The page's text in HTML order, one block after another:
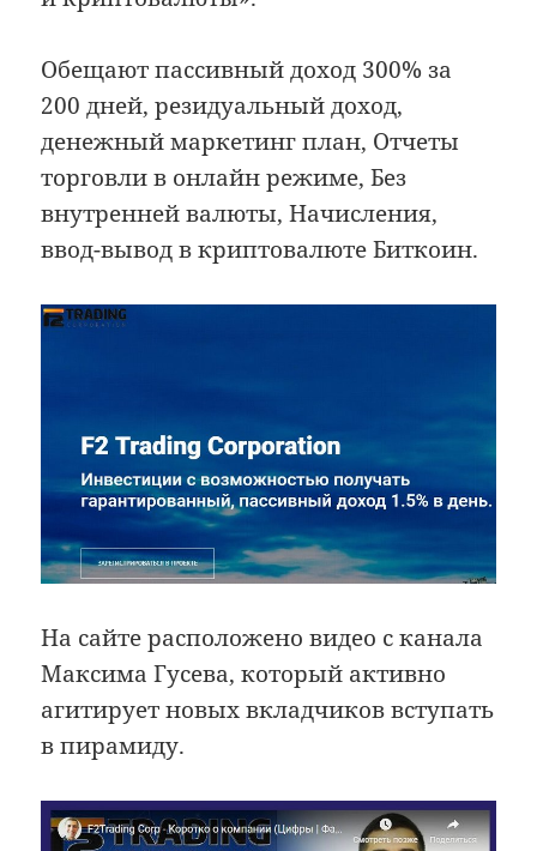
Обещают пассивный доход 300% за
200 дней, резидуальный доход,
денежный маркетинг план, Отчеты
торговли в онлайн режиме, Без
внутренней валюты, Начисления,
ввод-вывод в криптовалюте Биткоин.
На сайте расположено видео с канала
Максима Гусева, который активно
агитирует новых вкладчиков вступать
в пирамиду.